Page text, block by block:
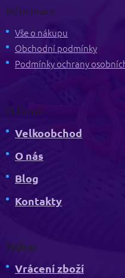
Informace
Vše o nákupu
Obchodní podmínky
Podmínky ochrany
O firmě
Velkoobchod
O nás
Blog
Kontakty
Nákup
Vrácení zboží